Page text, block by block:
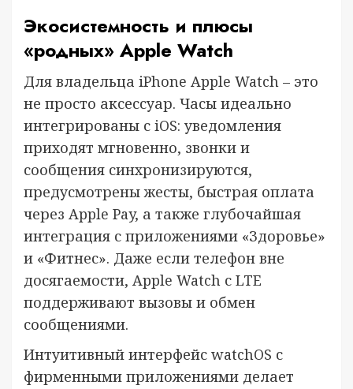
Экосистемность и плюсы
«родных» Apple Watch
Для владельца iPhone Apple Watch – это
не просто аксессуар. Часы идеально
интегрированы с iOS: уведомления
приходят мгновенно, звонки и
сообщения синхронизируются,
предусмотрены жесты, быстрая оплата
через Apple Pay, а также глубочайшая
интеграция с приложениями «Здоровье»
и «Фитнес». Даже если телефон вне
досягаемости, Apple Watch с LTE
поддерживают вызовы и обмен
сообщениями.
Интуитивный интерфейс watchOS с
фирменными приложениями делает